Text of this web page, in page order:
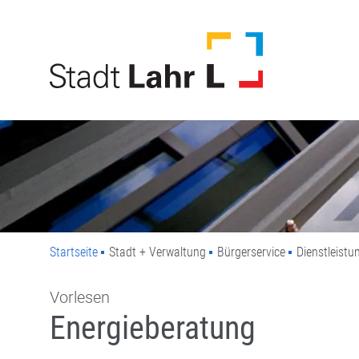
Startseite Stadt + Verwaltung Bürgerservice
Vorlesen
Energieberatung